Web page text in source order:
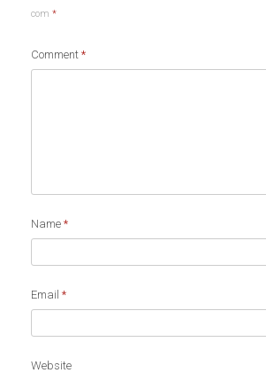
com *
Comment *
Name *
Email *
Website